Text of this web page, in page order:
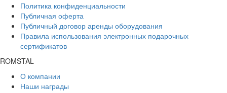
Политика конфиденциальности
Публичная оферта
Публичный договор аренды оборудования
Правила использования электронных подарочных
сертификатов
ROMSTAL
О компании
Наши награды